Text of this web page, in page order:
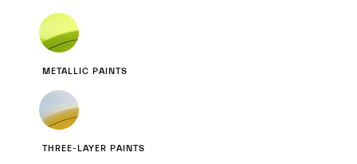
METALLIC PAINTS
THREE-LAYER PAINTS